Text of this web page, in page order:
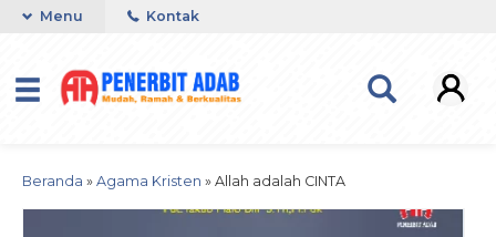
Menu Kontak
Beranda » Agama Kristen » Allah adalah CINTA